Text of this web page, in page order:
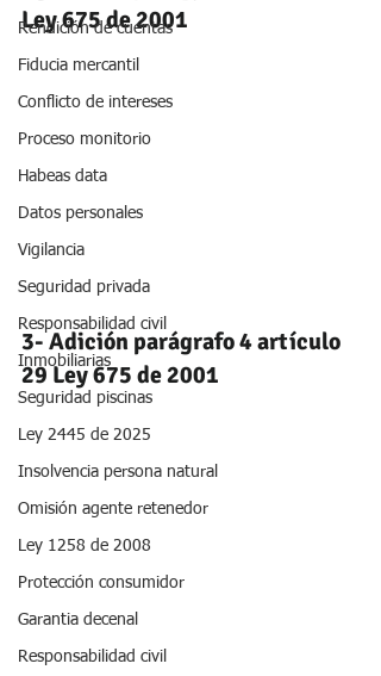
Rendición de cuentas
Fiducia mercantil
Conflicto de intereses
Proceso monitorio
Habeas data
Datos personales
Vigilancia
Seguridad privada
Responsabilidad civil
Inmobiliarias
Seguridad piscinas
Ley 2445 de 2025
Insolvencia persona natural
Omisión agente retenedor
Ley 1258 de 2008
Protección consumidor
Garantia decenal
Responsabilidad civil
Ley 675 de 2001
3- Adición parágrafo 4 artículo
29 Ley 675 de 2001